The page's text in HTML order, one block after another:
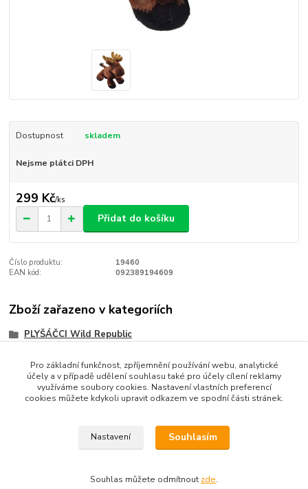
Dostupnost skladem
Nejsme plátci DPH
299 Kč/ks
Přidat do košíku
Číslo produktu:
19460
EAN kód:
092389194609
Zboží zařazeno v kategoriích
PLYŠÁČCI Wild Republic
Pro základní funkčnost, zpříjemnění používání webu, analytické
účely a v případě udělení souhlasu také pro účely cílení reklamy
využíváme soubory cookies. Nastavení vlastních preferencí
cookies můžete kdykoli upravit odkazem ve spodní části stránek.
Nastavení Souhlasím
Souhlas můžete odmítnout zde.